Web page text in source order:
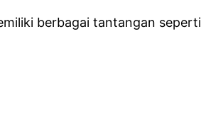
berbagai tantangan